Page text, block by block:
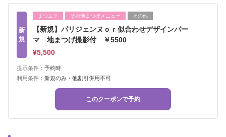
新
規
まつエク その他まつげメニュー その他
【新規】パリジェンヌｏｒ似合わせデザインパー
マ 地まつげ撮影付 ￥5500
¥5,500
提示条件： 予約時
利用条件： 新規のみ・他割引併用不可
このクーポンで予約